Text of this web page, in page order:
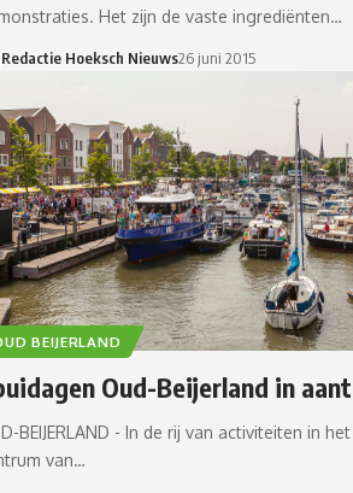
Het zijn de vaste ingrediënten…
Redactie Hoeksch Nieuws26 juni 2015
BEIJERLAND
Oud-Beijerland in
BEIJERLAND - In de rij van activiteiten in
van…